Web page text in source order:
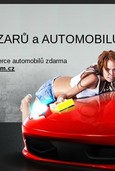
a
automobilů zdarma